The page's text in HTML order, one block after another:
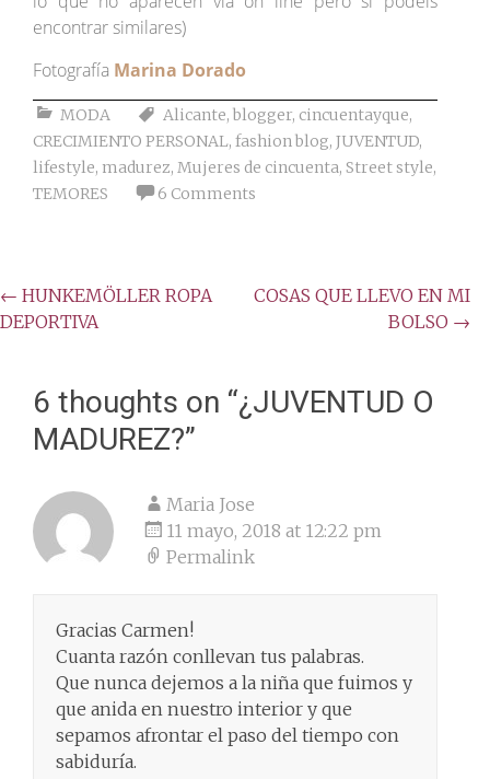
encontrar similares)
Fotografía Marina Dorado
MODA Alicante, blogger, cincuentayque,
CRECIMIENTO PERSONAL, fashion blog, JUVENTUD,
lifestyle, madurez, Mujeres de cincuenta, Street style,
TEMORES
6 Comments
Post
navigation
← HUNKEMÖLLER ROPA
DEPORTIVA
COSAS QUE LLEVO EN MI
BOLSO →
6 thoughts on “¿JUVENTUD O
MADUREZ?”
Maria Jose
11 mayo, 2018 at 12:22 pm
Permalink
Gracias Carmen!
Cuanta razón conllevan tus palabras.
Que nunca dejemos a la niña que fuimos y
que anida en nuestro interior y que
sepamos afrontar el paso del tiempo con
sabiduría.